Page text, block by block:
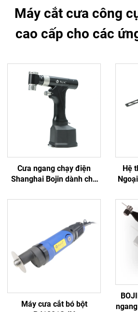
Máy cắt cưa công
cao cấp cho các
Cưa ngang chạy điện
Shanghai Bojin dành cho
thương khớp Hệ thống
Hệ
phẫu
Máy cưa cắt bó bột